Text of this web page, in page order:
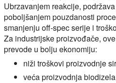
Ubrzavanjem reakcije,
poboljšanjem pouzdanosti
smanjenju off-spec serije i
Za industrijske proizvođače,
prevode u bolju ekonomiju:
niži troškovi proizvodnje
veća proizvodnja